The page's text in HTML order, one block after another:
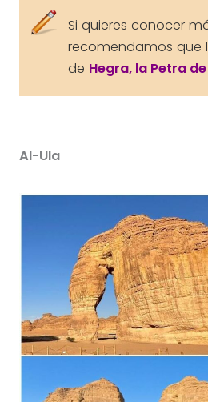
Si quieres conocer
recomendamos que
de Hegra, la Petra
Al-Ula